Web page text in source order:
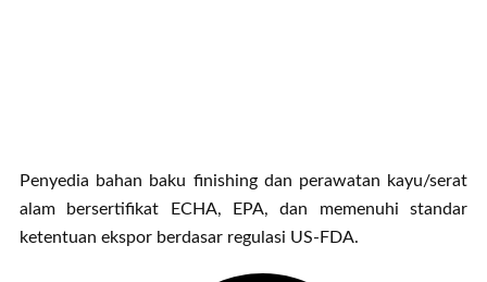
Penyedia bahan baku finishing dan perawatan kayu/serat
alam bersertifikat ECHA, EPA, dan memenuhi standar
ketentuan ekspor berdasar regulasi US-FDA.